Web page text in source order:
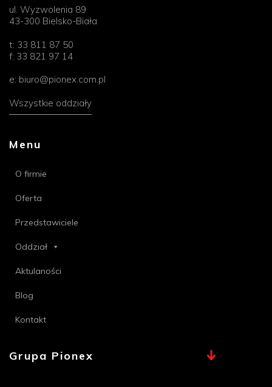
ul. Wyzwolenia 89
43-300 Bielsko-Biała
t: 33 811 87 50
f: 33 821 97 14
e: biuro@pionex.com.pl
Wszystkie oddziały
Menu
O firmie
Oferta
Przedstawiciele
Oddział
Aktulaności
Blog
Kontakt
Grupa Pionex